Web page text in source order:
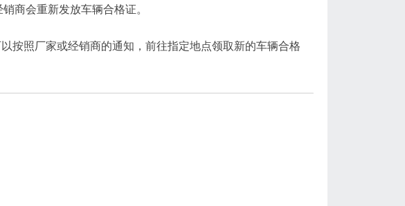
商会重新发放车辆合格证。
按照厂家或经销商的通知，前往指定地点领取新的车辆合格